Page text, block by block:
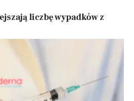
liczbę wypadków z